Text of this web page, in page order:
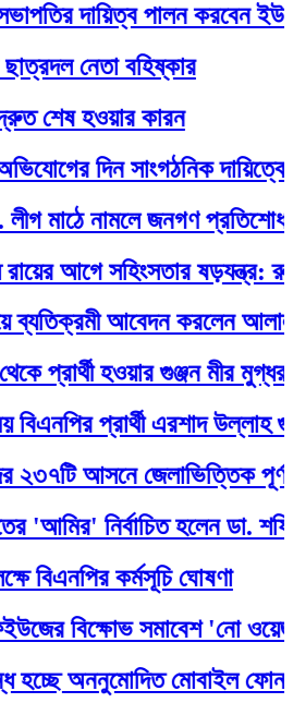
দায়িত্ব পালন করবেন ইউএনও-
নেতা বহিষ্কার
হওয়ার কারন
দিন সাংগঠনিক দায়িত্বে
নামলে জনগণ প্রতিশোধ
আগে সহিংসতার ষড়যন্ত্র: রুমন
আবেদন করলেন আলাল
হওয়ার গুঞ্জন মীর মুগ্ধর ভাই
প্রার্থী এরশাদ উল্লাহ
আসনে জেলাভিত্তিক পূর্ণাঙ্গ
নির্বাচিত হলেন ডা. শফিকুর
কর্মসূচি ঘোষণা
বিক্ষোভ সমাবেশ 'নো ওয়েজ
অননুমোদিত মোবাইল ফোন